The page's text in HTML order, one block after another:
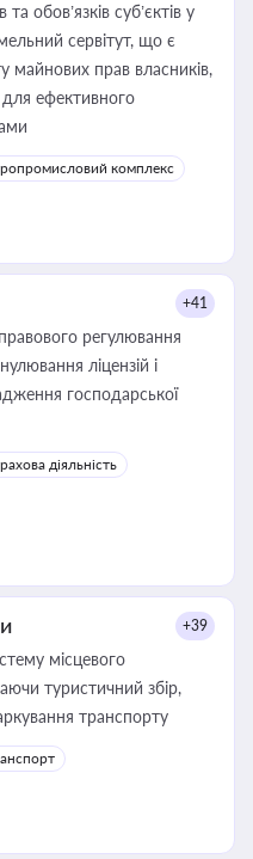
обов’язків суб’єктів у
сервітут, що є
майнових прав власників,
ефективного
комплекс
+41
регулювання
ліцензій і
господарської
діяльність
+39
місцевого
туристичний збір,
плату за земельні ділянки, за паркування транспорту